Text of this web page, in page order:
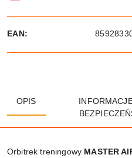
EAN:
OPIS
Orbitrek treningowy MASTER